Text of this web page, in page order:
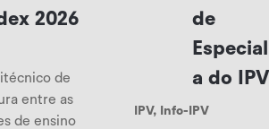
2026
de
entre as
de ensino
de
a do IPV
IPV, Info-IPV